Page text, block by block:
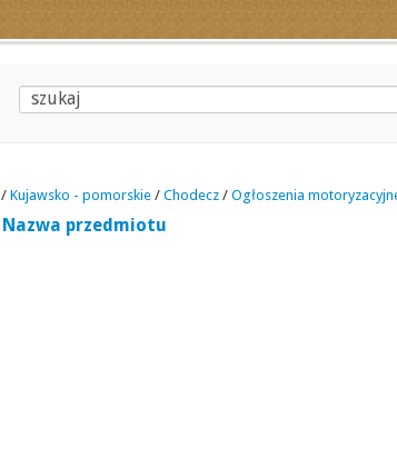
/ Kujawsko - pomorskie / Chodecz / Ogłoszenia
Nazwa przedmiotu